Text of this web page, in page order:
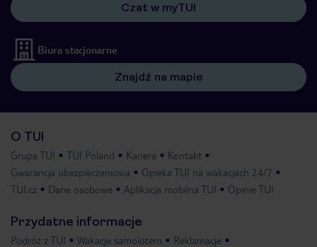
Czat w myTUI
Biura stacjonarne
Znajdź na mapie
O TUI
Grupa TUI TUI Poland Kariera
Kontakt
Gwarancja ubezpieczeniowa
Opieka TUI na wakacjach 24/7
TUI.cz
Dane osobowe Aplikacja mobilna TUI Opinie TUI
Przydatne informacje
Podróż z TUI Wakacje samolotem Reklamacje